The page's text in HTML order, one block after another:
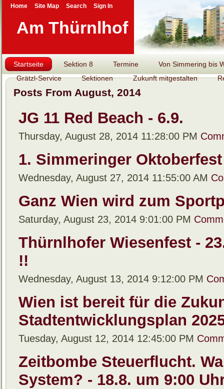
Am Thürnlhof
Startseite Sektion 8 Termine
Von Simmering bis
Grätzl-Service
Sektionen Zukunft mitgestalten
Posts From August, 2014
JG 11 Red Beach - 6.9.
Thursday, August 28, 2014 11:28:00 PM
1. Simmeringer Oktoberfest
Wednesday, August 27, 2014 11:55:00 AM
Ganz Wien wird zum
Saturday, August 23, 2014 9:01:00 PM
Thürnlhofer Wiesenfest -
!!
Wednesday, August 13, 2014 9:12:00 PM
Wien ist bereit für die
Stadtentwicklungsplan
Tuesday, August 12, 2014 12:45:00 PM
Zeitbombe Steuerflucht.
System? - 18.8. um 9:00
Home Site Map Search Sign In